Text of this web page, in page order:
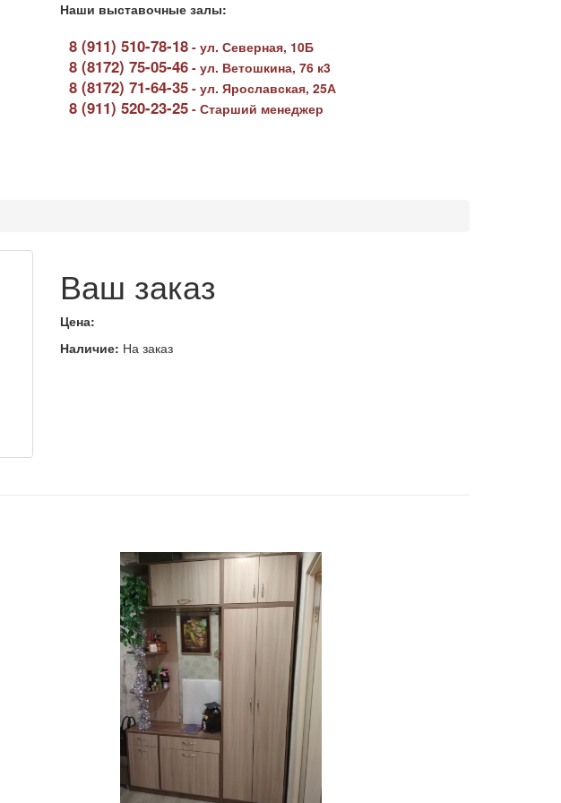
Наши выставочные залы:
8 (911) 510-78-18- ул. Северная, 10Б
8 (8172) 75-05-46- ул. Ветошкина, 76 к3
8 (8172) 71-64-35- ул. Ярославская, 25А
8 (911) 520-23-25- Старший менеджер
Ваш заказ
Цена:
Наличие: На заказ